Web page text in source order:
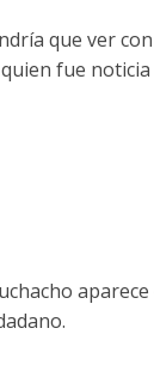
que ver
quien fue